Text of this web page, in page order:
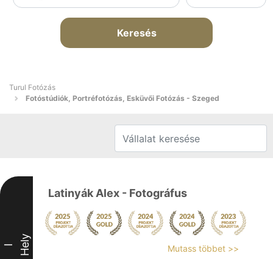
Keresés
Turul Fotózás
Fotóstúdiók, Portréfotózás, Esküvői Fotózás - Szeged
I Hely
Latinyák Alex - Fotográfus
Mutass többet >>